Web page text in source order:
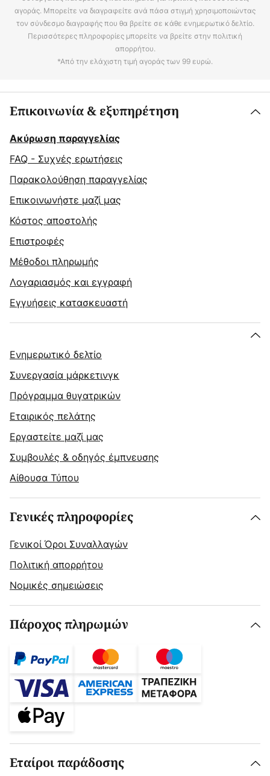
αγοράς. Μπορείτε να διαγραφείτε ανά πάσα στιγμή χρησιμοποιώντας
τον σύνδεσμο διαγραφής που θα βρείτε σε κάθε ενημερωτικό δελτίο.
Περισσότερες πληροφορίες μπορείτε να βρείτε στην πολιτική
απορρήτου.
*Από την ελάχιστη τιμή αγοράς των 99 ευρώ.
Επικοινωνία & εξυπηρέτηση
Ακύρωση παραγγελίας
FAQ - Συχνές ερωτήσεις
Παρακολούθηση παραγγελίας
Επικοινωνήστε μαζί μας
Κόστος αποστολής
Επιστροφές
Μέθοδοι πληρωμής
Λογαριασμός και εγγραφή
Εγγυήσεις κατασκευαστή
Ενημερωτικό δελτίο
Συνεργασία μάρκετινγκ
Πρόγραμμα θυγατρικών
Εταιρικός πελάτης
Εργαστείτε μαζί μας
Συμβουλές & οδηγός έμπνευσης
Αίθουσα Τύπου
Γενικές πληροφορίες
Γενικοί Όροι Συναλλαγών
Πολιτική απορρήτου
Νομικές σημειώσεις
Πάροχος πληρωμών
Εταίροι παράδοσης